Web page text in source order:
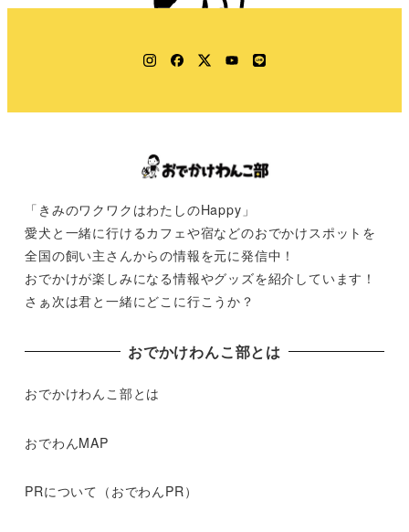
Instagram
Facebook
TwitterYouTube
LINE
「きみのワクワクはわたしのHappy」
愛犬と一緒に行けるカフェや宿などのおでかけスポットを
全国の飼い主さんからの情報を元に発信中！
おでかけが楽しみになる情報やグッズを紹介しています！
さぁ次は君と一緒にどこに行こうか？
おでかけわんこ部とは
おでかけわんこ部とは
おでわんMAP
PRについて（おでわんPR）